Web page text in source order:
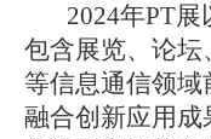
2024年PT展
包含展览、论坛
等信息通信领
融合创新应用